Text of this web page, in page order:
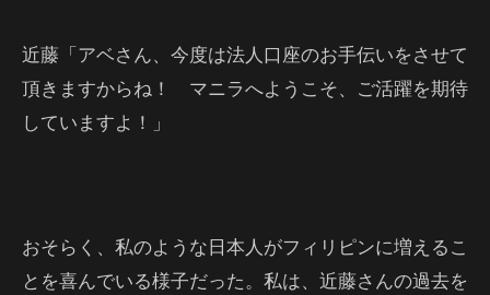
近藤「アベさん、今度は法人口座のお手伝いをさせて
頂きますからね！ マニラへようこそ、ご活躍を期待
していますよ！」
おそらく、私のような日本人がフィリピンに増えるこ
とを喜んでいる様子だった。私は、近藤さんの過去を